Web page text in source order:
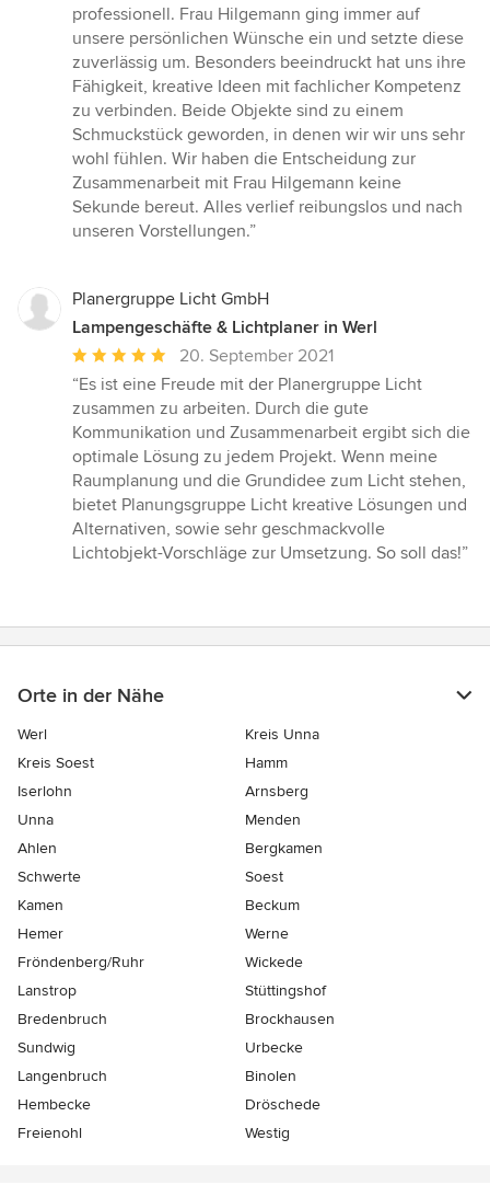
Sternen
professionell. Frau Hilgemann ging immer auf
unsere persönlichen Wünsche ein und setzte diese
zuverlässig um. Besonders beeindruckt hat uns ihre
Fähigkeit, kreative Ideen mit fachlicher Kompetenz
zu verbinden. Beide Objekte sind zu einem
Schmuckstück geworden, in denen wir wir uns sehr
wohl fühlen. Wir haben die Entscheidung zur
Zusammenarbeit mit Frau Hilgemann keine
Sekunde bereut. Alles verlief reibungslos und nach
unseren Vorstellungen.”
Planergruppe Licht GmbH
Lampengeschäfte & Lichtplaner in Werl
Durchschnittliche
Bewertung:
5
von
5
Sternen
20. September 2021
“Es ist eine Freude mit der Planergruppe Licht
zusammen zu arbeiten. Durch die gute
Kommunikation und Zusammenarbeit ergibt sich die
optimale Lösung zu jedem Projekt. Wenn meine
Raumplanung und die Grundidee zum Licht stehen,
bietet Planungsgruppe Licht kreative Lösungen und
Alternativen, sowie sehr geschmackvolle
Lichtobjekt-Vorschläge zur Umsetzung. So soll das!”
Orte in der Nähe
Werl
Kreis Unna
Kreis Soest
Hamm
Iserlohn
Arnsberg
Unna
Menden
Ahlen
Bergkamen
Schwerte
Soest
Kamen
Beckum
Hemer
Werne
Fröndenberg/Ruhr
Wickede
Lanstrop
Stüttingshof
Bredenbruch
Brockhausen
Sundwig
Urbecke
Langenbruch
Binolen
Hembecke
Dröschede
Freienohl
Westig